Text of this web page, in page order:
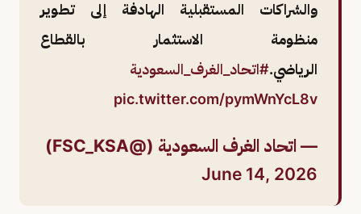
والشراكات المستقبلية الهادفة إلى تطوير
منظومة الاستثمار بالقطاع
الرياضي.#اتحاد_الغرف_السعودية
pic.twitter.com/pymWnYcL8v
— اتحاد الغرف السعودية (@FSC_KSA)
June 14, 2026